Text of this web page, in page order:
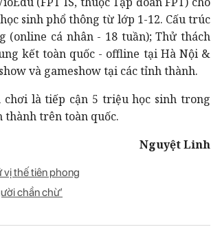
sinh phổ thông từ lớp 1-12. Cấu trúc
(online cá nhân - 18 tuần); Thử thách
kết toàn quốc - offline tại Hà Nội &
và gameshow tại các tỉnh thành.
là tiếp cận 5 triệu học sinh trong
thành trên toàn quốc.
Nguyệt Linh
vị thế tiên phong
chần chừ’